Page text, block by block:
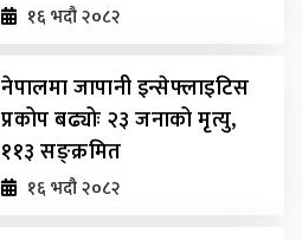
१६ भदौ २०८२
नेपालमा जापानी इन्सेफ्लाइटिस
प्रकोप बढ्योः २३ जनाको मृत्यु,
११३ सङ्क्रमित
१६ भदौ २०८२